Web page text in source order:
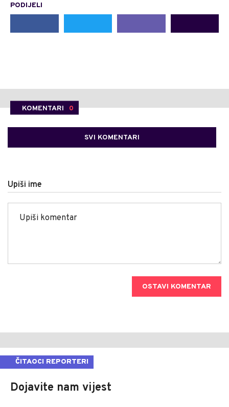
PODIJELI
KOMENTARI 0
SVI KOMENTARI
Upiši ime
OSTAVI KOMENTAR
ČITAOCI REPORTERI
Dojavite nam vijest